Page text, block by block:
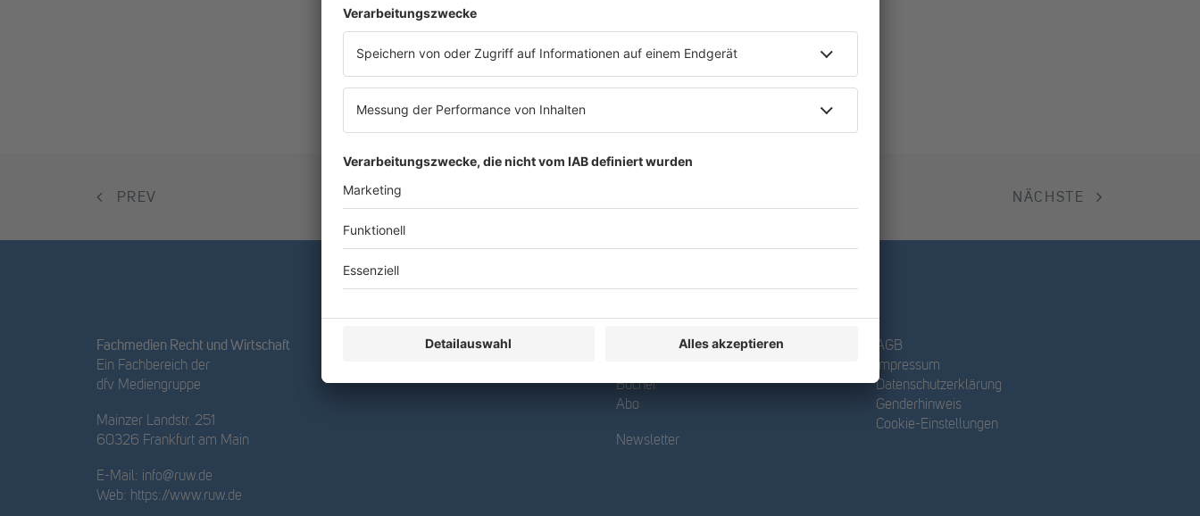
Längenstraße 14
T +49 911 6007 2697
PREV NÄCHSTE
Fachmedien Recht und Wirtschaft
Ein Fachbereich der
dfv Mediengruppe
Mainzer Landstr. 251
60326 Frankfurt am Main
E-Mail: info@ruw.de
Web: https://www.ruw.de
Bücher
Abo
Newsletter
AGB
Impressum
Datenschutzerklärung
Genderhinweis
Cookie-Einstellungen